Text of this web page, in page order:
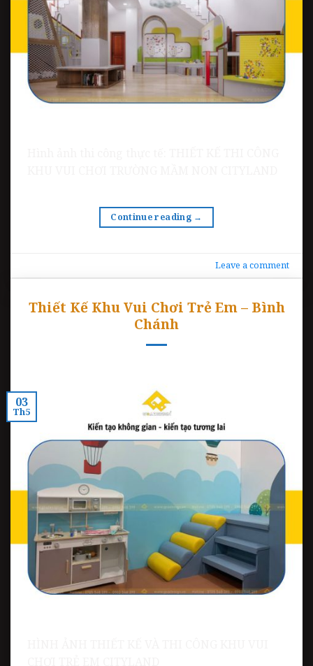
Continue reading →
Leave a comment
Thiết Kế Khu Vui Chơi Trẻ Em – Bình
Chánh
03
Th5